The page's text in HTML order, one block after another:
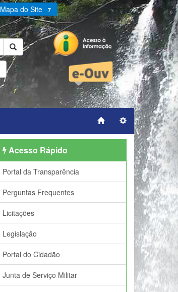
Mapa do Site 7
Acesso Rápido
Portal da Transparência
Perguntas Frequentes
Licitações
Legislação
Portal do Cidadão
Junta de Serviço Militar